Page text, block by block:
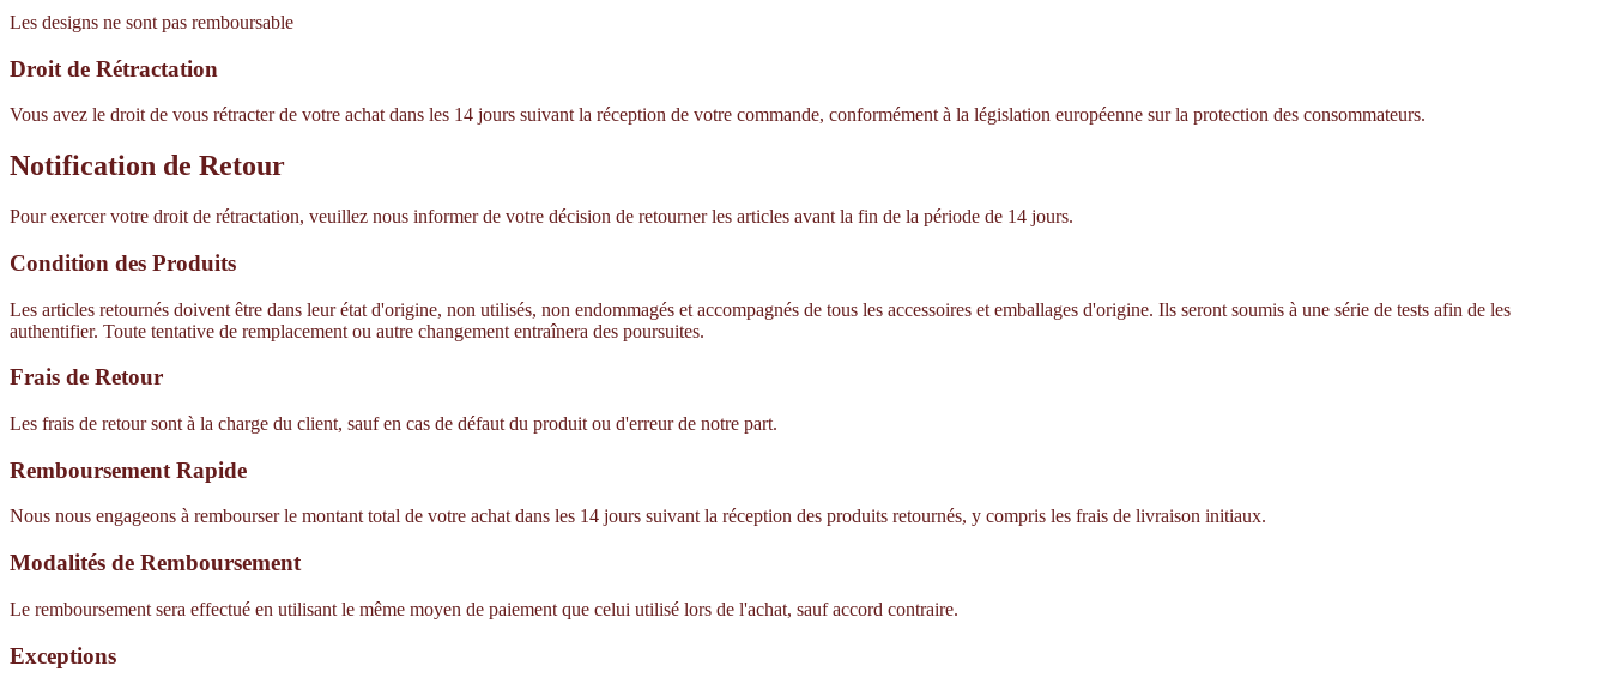
Les designs ne sont pas remboursable
Droit de Rétractation
Vous avez le droit de vous rétracter de votre achat dans les 14 jours suivant la réception de votre commande, conformément à la législation européenne sur la protection des consommateurs.
Notification de Retour
Pour exercer votre droit de rétractation, veuillez nous informer de votre décision de retourner les articles avant la fin de la période de 14 jours.
Condition des Produits
Les articles retournés doivent être dans leur état d'origine, non utilisés, non endommagés et accompagnés de tous les accessoires et emballages d'origine. Ils seront soumis à une série de tests afin de les
authentifier. Toute tentative de remplacement ou autre changement entraînera des poursuites.
Frais de Retour
Les frais de retour sont à la charge du client, sauf en cas de défaut du produit ou d'erreur de notre part.
Remboursement Rapide
Nous nous engageons à rembourser le montant total de votre achat dans les 14 jours suivant la réception des produits retournés, y compris les frais de livraison initiaux.
Modalités de Remboursement
Le remboursement sera effectué en utilisant le même moyen de paiement que celui utilisé lors de l'achat, sauf accord contraire.
Exceptions